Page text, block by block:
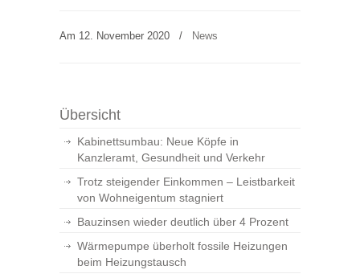
Am 12. November 2020 / News
Übersicht
Kabinettsumbau: Neue Köpfe in
Kanzleramt, Gesundheit und Verkehr
Trotz steigender Einkommen – Leistbarkeit
von Wohneigentum stagniert
Bauzinsen wieder deutlich über 4 Prozent
Wärmepumpe überholt fossile Heizungen
beim Heizungstausch